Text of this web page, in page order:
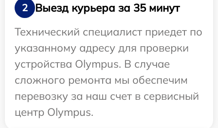
2
Выезд курьера за 35 минут
Технический специалист приедет по
указанному адресу для проверки
устройства Olympus. В случае
сложного ремонта мы обеспечим
перевозку за наш счет в сервисный
центр Olympus.